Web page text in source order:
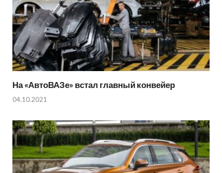
На «АвтоВАЗе» встал главный конвейер
04.10.2021